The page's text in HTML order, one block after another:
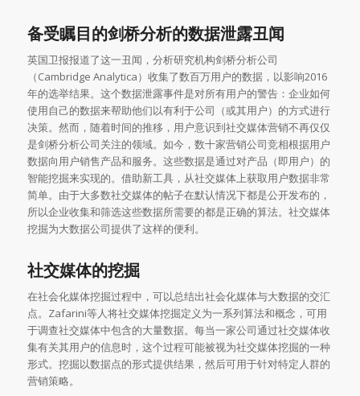
备受瞩目的剑桥分析的数据泄露丑闻
英国卫报报道了这一丑闻，分析研究机构剑桥分析公司
（Cambridge Analytica）收集了数百万用户的数据，以影响2016
年的选举结果。这个数据泄露事件是对所有用户的警告：企业如何
使用自己的数据来帮助他们以有利于公司（或其用户）的方式进行
决策。然而，随着时间的推移，用户意识到社交媒体营销不再仅仅
是剑桥分析公司关注的领域。如今，数十家营销公司竞相根据用户
数据向用户销售产品和服务。这些数据是通过对产品（即用户）的
智能挖掘来实现的。借助新工具，从社交媒体上获取用户数据非常
简单。由于大多数社交媒体的帖子在默认情况下都是公开发布的，
所以企业收集和筛选这些数据所需要的都是正确的算法。社交媒体
挖掘为大数据公司提供了这样的便利。
社交媒体的挖掘
在社会化媒体挖掘过程中，可以总结出社会化媒体与大数据的交汇
点。Zafarini等人将社交媒体挖掘定义为一系列算法和概念，可用
于调查社交媒体中包含的大量数据。每当一家公司通过社交媒体收
集有关其用户的信息时，这个过程可能被视为社交媒体挖掘的一种
形式。挖掘以数据点的形式提供结果，然后可用于针对特定人群的
营销策略。